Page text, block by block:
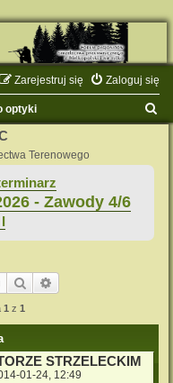
Zaloguj się
Zarejestruj się
optyki
Terenowego
- Zawody 4/6
Szukaj
1 z 1
STRZELECKIM
01-24, 12:49